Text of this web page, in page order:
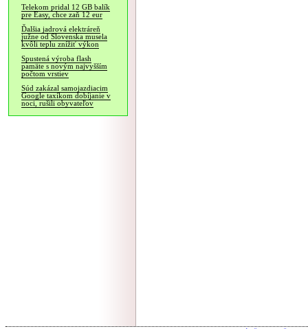
Telekom pridal 12 GB balík
pre Easy, chce zaň 12 eur
Ďalšia jadrová elektráreň
južne od Slovenska musela
kvôli teplu znížiť výkon
Spustená výroba flash
pamäte s novým najvyšším
počtom vrstiev
Súd zakázal samojazdiacim
Google taxíkom dobíjanie v
noci, rušili obyvateľov